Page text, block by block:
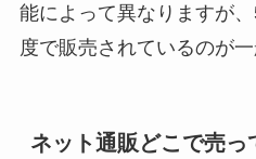
能によって異なりますが
度で販売されているのが一
ネット通販どこで売っ